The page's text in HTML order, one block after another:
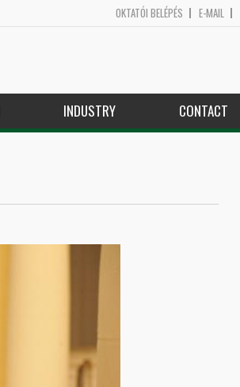
OKTATÓI BELÉPÉS E-MAIL
INDUSTRY CONTACT